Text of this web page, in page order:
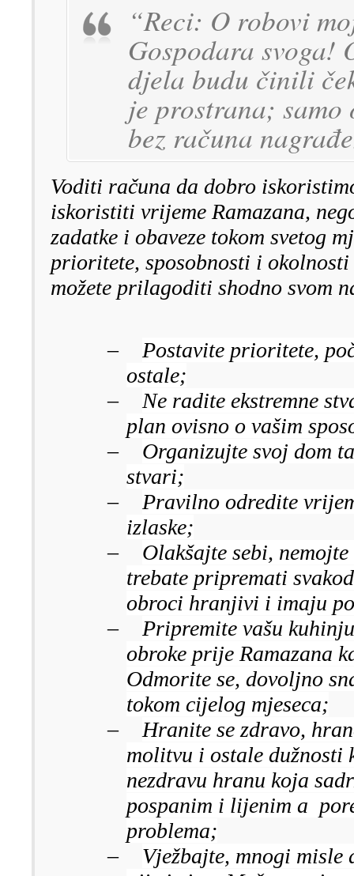
“Reci: O robovi
Gospodara svoga!
djela budu činili
je prostrana;
bez računa
Voditi računa da dobro
iskoristiti vrijeme Ramazana,
zadatke i obaveze tokom svetog
prioritete, sposobnosti i
možete prilagoditi shodno svom
–
Postavite prioritete,
ostale;
–
Ne radite ekstremne
plan ovisno o vašim
–
Organizujte svoj dom
stvari;
–
Pravilno odredite
izlaske;
–
Olakšajte sebi,
trebate pripremati
obroci hranjivi i imaju
–
Pripremite vašu
obroke prije Ramazana
Odmorite se, dovoljno
tokom cijelog mjeseca;
–
Hranite se zdravo,
molitvu i ostale dužnosti
nezdravu hranu koja
pospanim i lijenim a
problema;
–
Vježbajte, mnogi misle